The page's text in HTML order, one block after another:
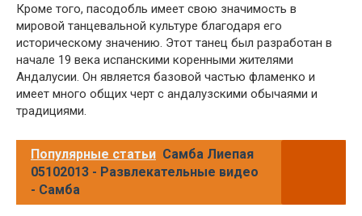
Кроме того, пасодобль имеет свою значимость в
мировой танцевальной культуре благодаря его
историческому значению. Этот танец был разработан в
начале 19 века испанскими коренными жителями
Андалусии. Он является базовой частью фламенко и
имеет много общих черт с андалузскими обычаями и
традициями.
Популярные статьи Самба Лиепая
05102013 - Развлекательные видео
- Самба